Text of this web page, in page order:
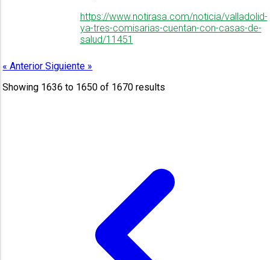
https://www.notirasa.com/noticia/valladolid-
ya-tres-comisarias-cuentan-con-casas-de-
salud/11451
« AnteriorSiguiente »
Showing 1636 to 1650 of 1670 results